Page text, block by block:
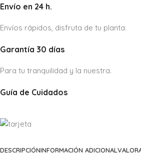
Envío en 24 h.
Envíos rápidos, disfruta de tu planta.
Garantía 30 días
Para tu tranquilidad y la nuestra.
Guía de Cuidados
DESCRIPCIÓNINFORMACIÓN ADICIONAL